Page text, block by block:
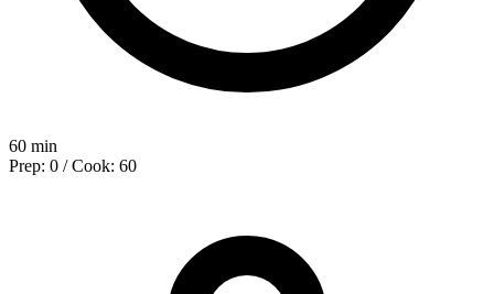
60 min
Prep: 0 / Cook: 60